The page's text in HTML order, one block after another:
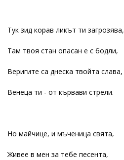
Тук зид корав ликът ти загрозява,
Там твоя стан опасан е с бодли,
Веригите са днеска твойта слава,
Венеца ти - от кървави стрели.
Но майчице, и мъченица свята,
Живее в мен за тебе песента,